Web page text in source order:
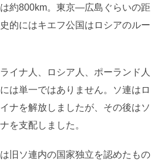
約800km。東京―広島ぐらいの距
的にはキエフ公国はロシアのルー
イナ人、ロシア人、ポーランド人
は単一ではありません。ソ連はロ
ナを解放しましたが、その後はソ
を支配しました。
旧ソ連内の国家独立を認めたもの